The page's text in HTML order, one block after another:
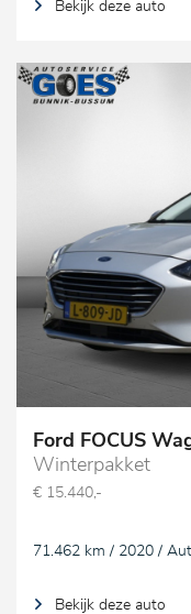
Bekijk deze auto
Ford FOCUS
Winterpakket
€ 15.440,-
71.462 km / 2020 /
Bekijk deze auto